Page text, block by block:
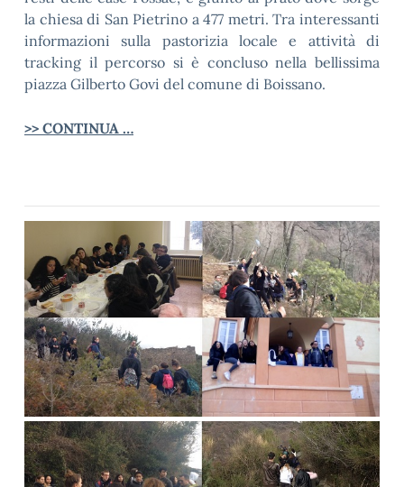
la chiesa di San Pietrino a 477 metri. Tra interessanti
informazioni sulla pastorizia locale e attività di
tracking il percorso si è concluso nella bellissima
piazza Gilberto Govi del comune di Boissano.
>> CONTINUA …